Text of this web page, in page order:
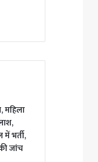
भर्ती,
जांच